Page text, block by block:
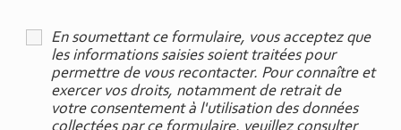
En soumettant ce formulaire, vous acceptez que
les informations saisies soient traitées pour
permettre de vous recontacter. Pour connaître et
exercer vos droits, notamment de retrait de
votre consentement à l'utilisation des données